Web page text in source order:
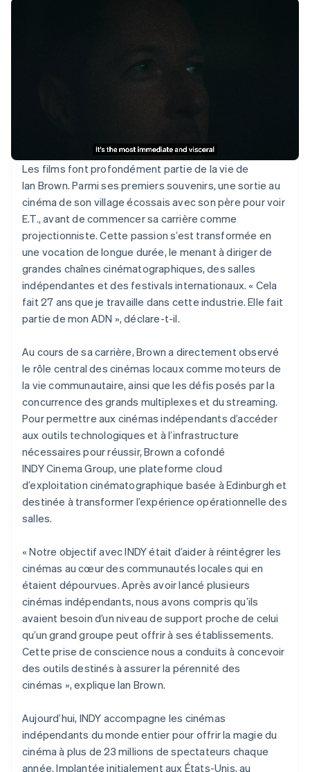
Les films font profondément partie de la vie de
Ian Brown. Parmi ses premiers souvenirs, une sortie au
cinéma de son village écossais avec son père pour voir
E.T., avant de commencer sa carrière comme
projectionniste. Cette passion s’est transformée en
une vocation de longue durée, le menant à diriger de
grandes chaînes cinématographiques, des salles
indépendantes et des festivals internationaux. « Cela
fait 27 ans que je travaille dans cette industrie. Elle fait
partie de mon ADN », déclare-t-il.
Au cours de sa carrière, Brown a directement observé
le rôle central des cinémas locaux comme moteurs de
la vie communautaire, ainsi que les défis posés par la
concurrence des grands multiplexes et du streaming.
Pour permettre aux cinémas indépendants d’accéder
aux outils technologiques et à l’infrastructure
nécessaires pour réussir, Brown a cofondé
INDY Cinema Group, une plateforme cloud
d’exploitation cinématographique basée à Edinburgh et
destinée à transformer l’expérience opérationnelle des
salles.
« Notre objectif avec INDY était d’aider à réintégrer les
cinémas au cœur des communautés locales qui en
étaient dépourvues. Après avoir lancé plusieurs
cinémas indépendants, nous avons compris qu’ils
avaient besoin d’un niveau de support proche de celui
qu’un grand groupe peut offrir à ses établissements.
Cette prise de conscience nous a conduits à concevoir
des outils destinés à assurer la pérennité des
cinémas », explique Ian Brown.
Aujourd’hui, INDY accompagne les cinémas
indépendants du monde entier pour offrir la magie du
cinéma à plus de 23 millions de spectateurs chaque
année. Implantée initialement aux États-Unis, au